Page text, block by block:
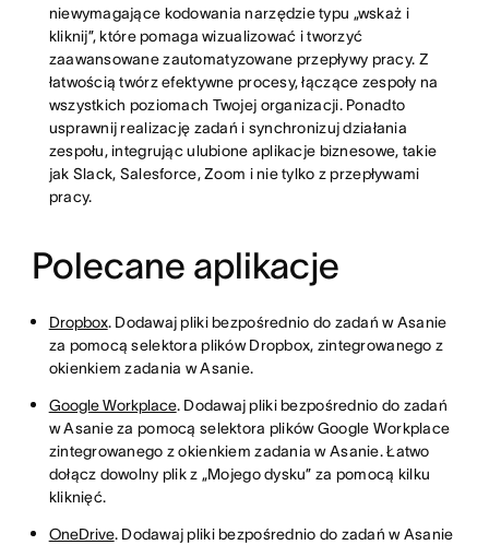
niewymagające kodowania narzędzie typu „wskaż i
kliknij”, które pomaga wizualizować i tworzyć
zaawansowane zautomatyzowane przepływy pracy. Z
łatwością twórz efektywne procesy, łączące zespoły na
wszystkich poziomach Twojej organizacji. Ponadto
usprawnij realizację zadań i synchronizuj działania
zespołu, integrując ulubione aplikacje biznesowe, takie
jak Slack, Salesforce, Zoom i nie tylko z przepływami
pracy.
Polecane aplikacje
Dropbox. Dodawaj pliki bezpośrednio do zadań w Asanie
za pomocą selektora plików Dropbox, zintegrowanego z
okienkiem zadania w Asanie.
Google Workplace. Dodawaj pliki bezpośrednio do zadań
w Asanie za pomocą selektora plików Google Workplace
zintegrowanego z okienkiem zadania w Asanie. Łatwo
dołącz dowolny plik z „Mojego dysku” za pomocą kilku
kliknięć.
OneDrive. Dodawaj pliki bezpośrednio do zadań w Asanie